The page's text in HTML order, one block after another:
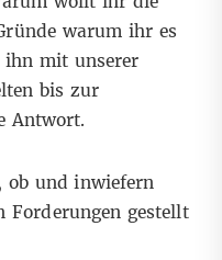
warum ihr es
ihn mit unserer
bis zur
Antwort.
ob und inwiefern
Forderungen gestellt